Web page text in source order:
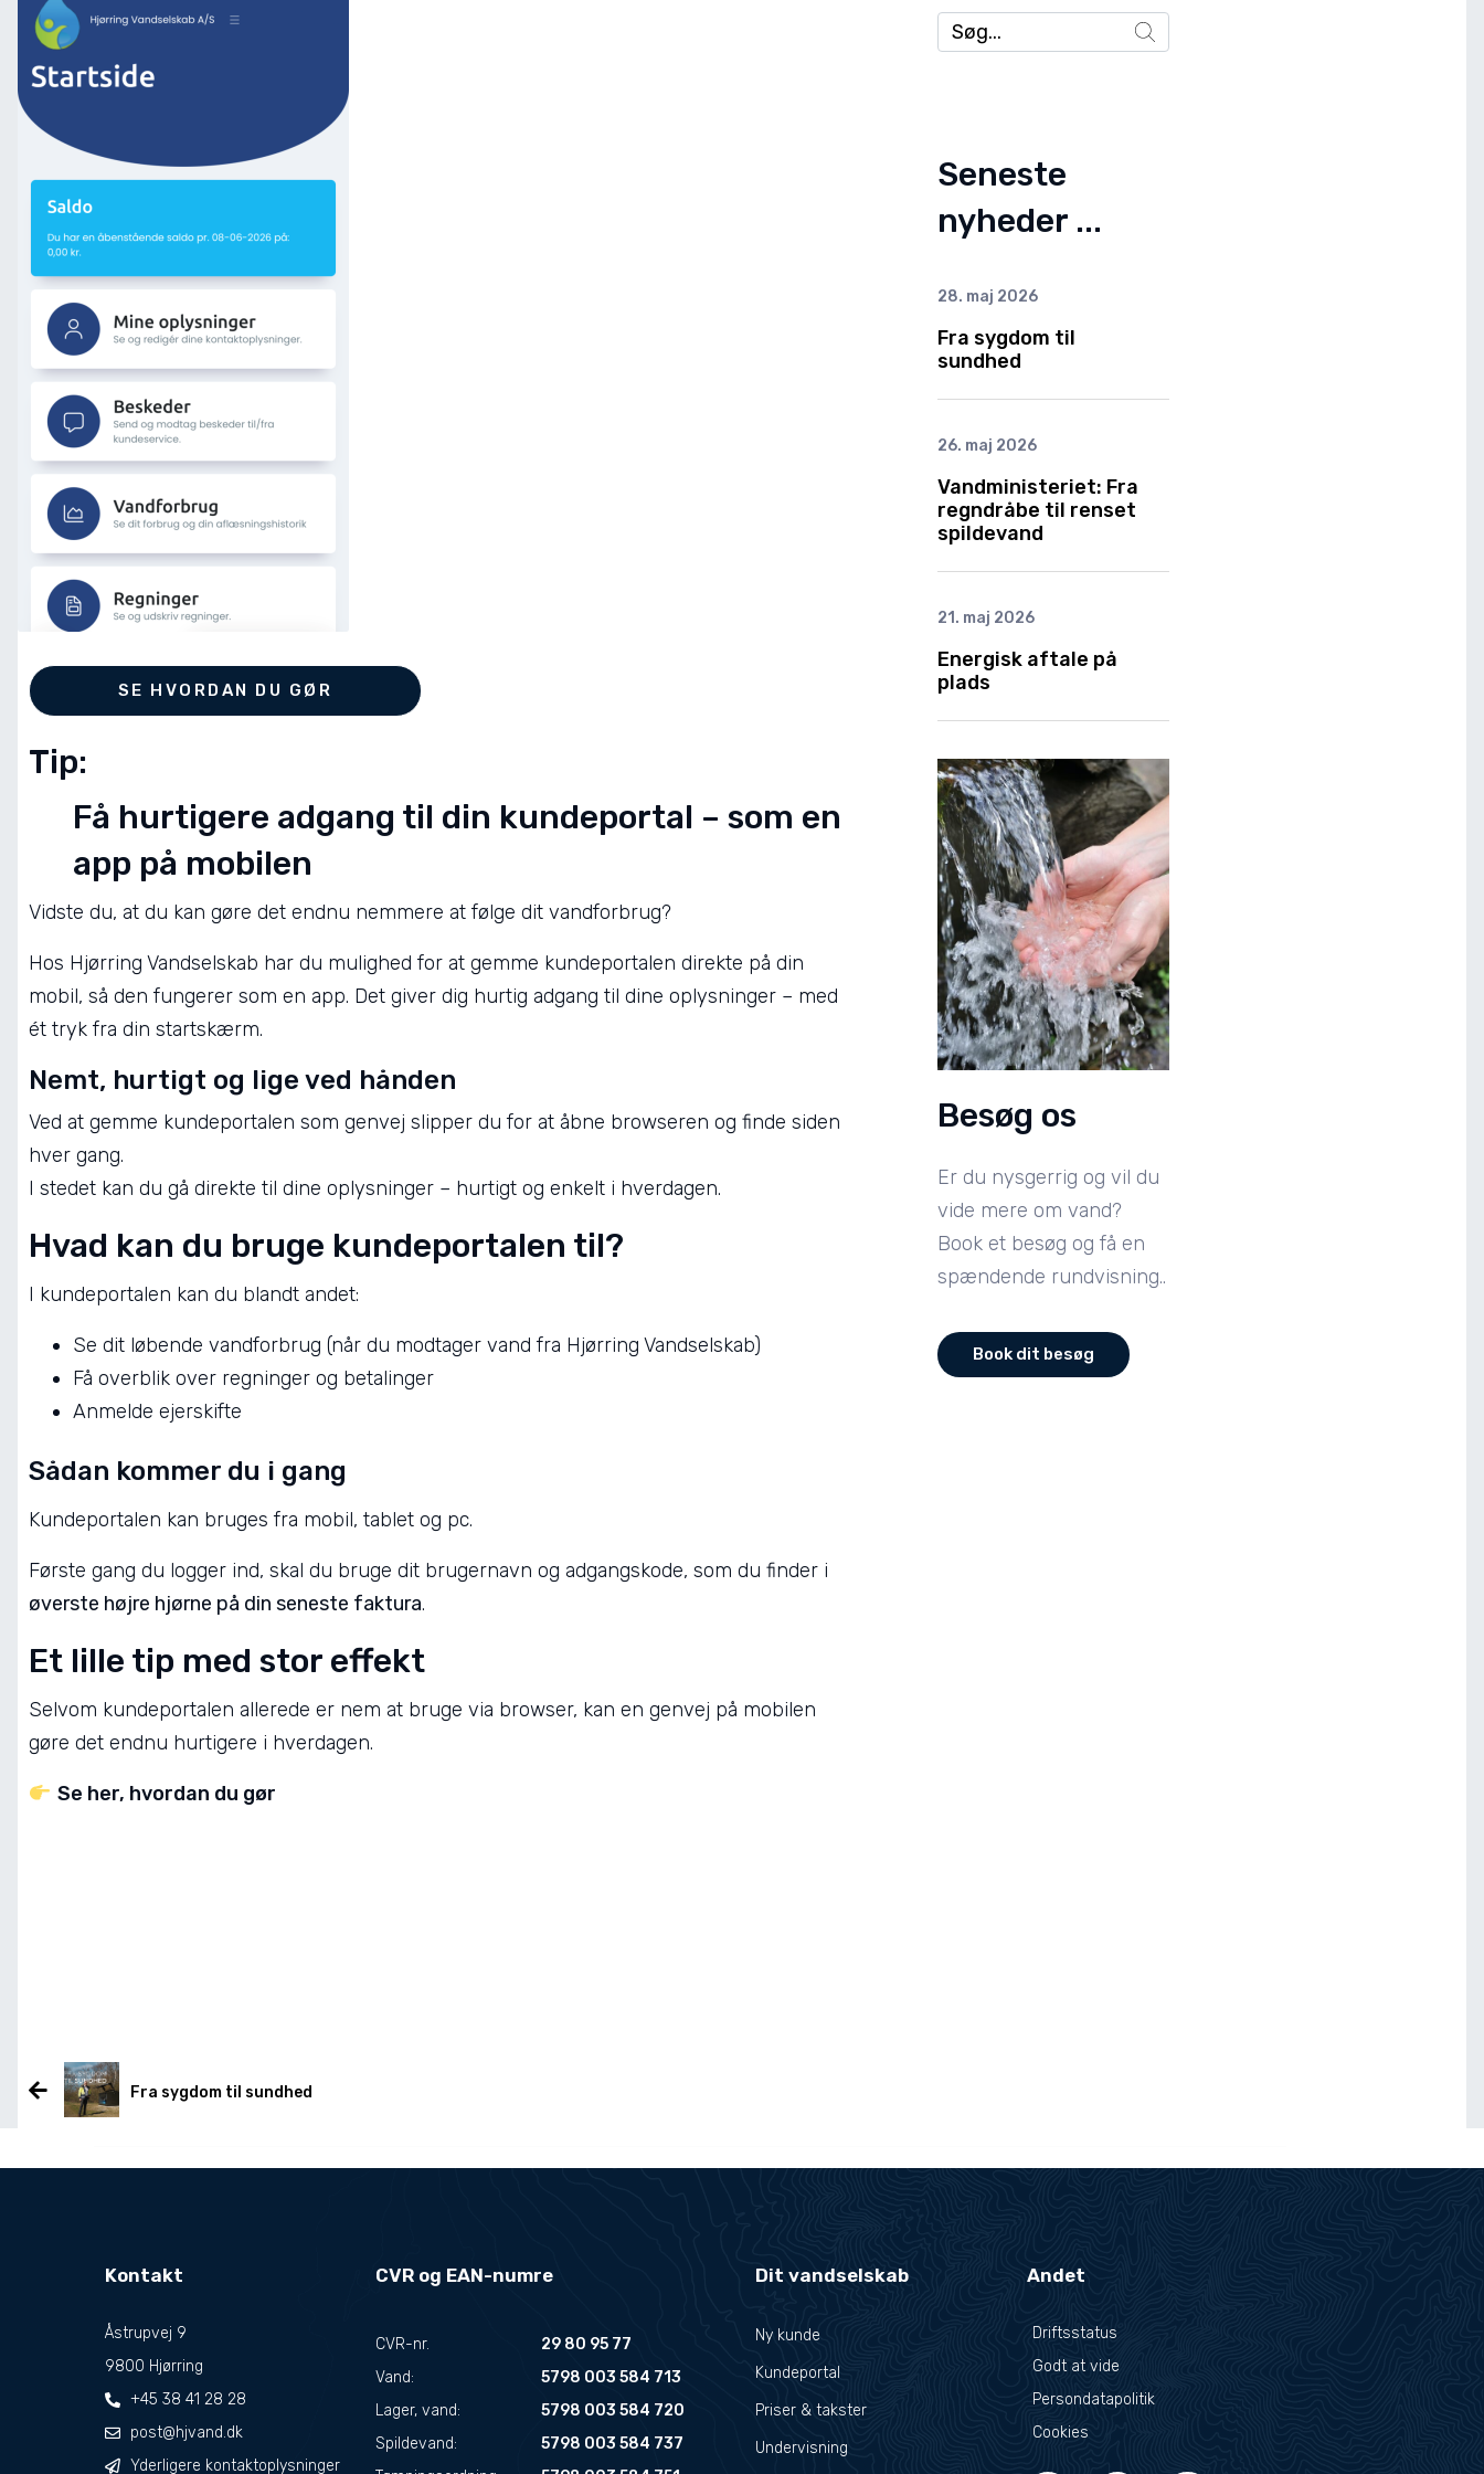
SE HVORDAN DU GØR
Tip:
Få hurtigere adgang til din kundeportal – som en
app på mobilen
Vidste du, at du kan gøre det endnu nemmere at følge dit vandforbrug?
Hos Hjørring Vandselskab har du mulighed for at gemme kundeportalen direkte på din
mobil, så den fungerer som en app. Det giver dig hurtig adgang til dine oplysninger – med
ét tryk fra din startskærm.
Nemt, hurtigt og lige ved hånden
Ved at gemme kundeportalen som genvej slipper du for at åbne browseren og finde siden
hver gang.
I stedet kan du gå direkte til dine oplysninger – hurtigt og enkelt i hverdagen.
Hvad kan du bruge kundeportalen til?
I kundeportalen kan du blandt andet:
Se dit løbende vandforbrug (når du modtager vand fra Hjørring Vandselskab)
Få overblik over regninger og betalinger
Anmelde ejerskifte
Sådan kommer du i gang
Kundeportalen kan bruges fra mobil, tablet og pc.
Første gang du logger ind, skal du bruge dit brugernavn og adgangskode, som du finder i
øverste højre hjørne på din seneste faktura.
Et lille tip med stor effekt
Selvom kundeportalen allerede er nem at bruge via browser, kan en genvej på mobilen
gøre det endnu hurtigere i hverdagen.
Se her, hvordan du gør
Seneste
nyheder ...
28. maj 2026
Fra sygdom til
sundhed
26. maj 2026
Vandministeriet: Fra
regndråbe til renset
spildevand
21. maj 2026
Energisk aftale på
plads
Besøg os
Er du nysgerrig og vil du
vide mere om vand?
Book et besøg og få en
spændende rundvisning..
Book dit besøg
Fra sygdom til sundhed
Kontakt
Åstrupvej 9
9800 Hjørring
+45 38 41 28 28
post@hjvand.dk
Yderligere kontaktoplysninger
CVR og EAN-numre
CVR-nr.
29 80 95 77
Vand:
5798 003 584 713
Lager, vand:
5798 003 584 720
Spildevand:
5798 003 584 737
Dit vandselskab
Ny kunde
Kundeportal
Priser & takster
Undervisning
Andet
Driftsstatus
Godt at vide
Persondatapolitik
Cookies